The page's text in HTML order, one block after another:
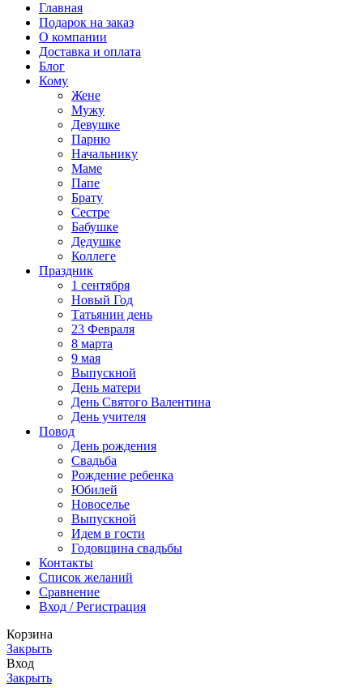
Главная
Подарок на заказ
О компании
Доставка и оплата
Блог
Кому
Жене
Мужу
Девушке
Парню
Начальнику
Маме
Папе
Брату
Сестре
Бабушке
Дедушке
Коллеге
Праздник
1 сентября
Новый Год
Татьянин день
23 Февраля
8 марта
9 мая
Выпускной
День матери
День Святого Валентина
День учителя
Повод
День рождения
Свадьба
Рождение ребенка
Юбилей
Новоселье
Выпускной
Идем в гости
Годовщина свадьбы
Контакты
Список желаний
Сравнение
Вход / Регистрация
Корзина
Закрыть
Вход
Закрыть